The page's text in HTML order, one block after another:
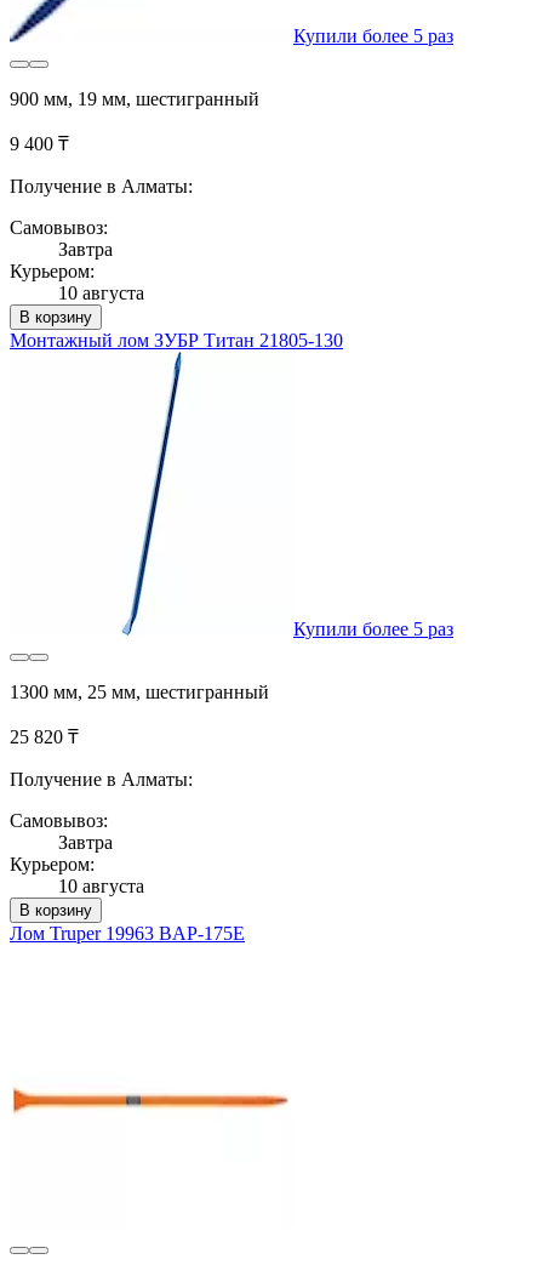
Купили более 5 раз
900 мм, 19 мм, шестигранный
9 400 ₸
Получение в Алматы:
Самовывоз:
Завтра
Курьером:
10 августа
В корзину
Монтажный лом ЗУБР Титан 21805-130
Купили более 5 раз
1300 мм, 25 мм, шестигранный
25 820 ₸
Получение в Алматы:
Самовывоз:
Завтра
Курьером:
10 августа
В корзину
Лом Truper 19963 BAP-175E